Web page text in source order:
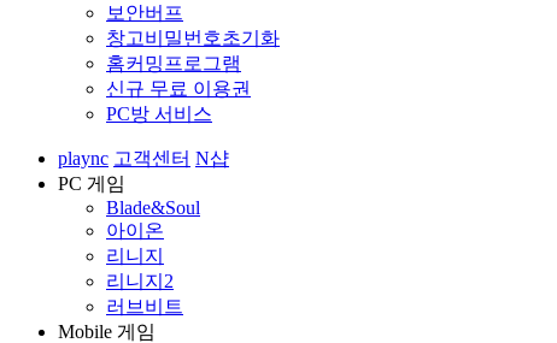
보안버프
창고비밀번호초기화
홈커밍프로그램
신규 무료 이용권
PC방 서비스
plaync 고객센터 N샵
PC 게임
Blade&Soul
아이온
리니지
리니지2
러브비트
Mobile 게임